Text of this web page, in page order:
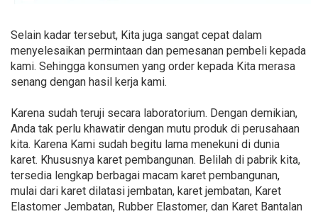
Selain kadar tersebut, Kita juga sangat cepat dalam
menyelesaikan permintaan dan pemesanan pembeli kepada
kami. Sehingga konsumen yang order kepada Kita merasa
senang dengan hasil kerja kami.
Karena sudah teruji secara laboratorium. Dengan demikian,
Anda tak perlu khawatir dengan mutu produk di perusahaan
kita. Karena Kami sudah begitu lama menekuni di dunia
karet. Khususnya karet pembangunan. Belilah di pabrik kita,
tersedia lengkap berbagai macam karet pembangunan,
mulai dari karet dilatasi jembatan, karet jembatan, Karet
Elastomer Jembatan, Rubber Elastomer, dan Karet Bantalan